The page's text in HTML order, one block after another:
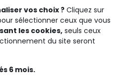
et d'utilisation
sociaux
vos choix ? Cliquez sur
sélectionner ceux que vous
les cookies,seuls ceux
du site seront
6 mois.